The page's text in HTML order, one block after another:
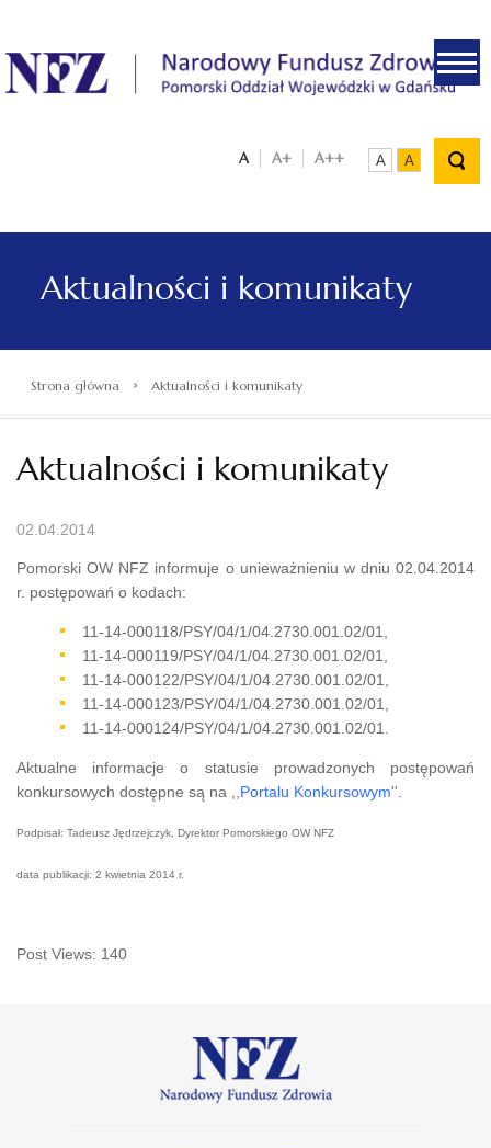
.
A A+ A++ A A
Aktualności i komunikaty
Strona główna › Aktualności i komunikaty
Aktualności i komunikaty
02.04.2014
Pomorski OW NFZ informuje o unieważnieniu w dniu 02.04.2014
r. postępowań o kodach:
11-14-000118/PSY/04/1/04.2730.001.02/01,
11-14-000119/PSY/04/1/04.2730.001.02/01,
11-14-000122/PSY/04/1/04.2730.001.02/01,
11-14-000123/PSY/04/1/04.2730.001.02/01,
11-14-000124/PSY/04/1/04.2730.001.02/01.
Aktualne informacje o statusie prowadzonych postępowań
konkursowych dostępne są na ,, Portalu Konkursowym''.
Podpisał: Tadeusz Jędrzejczyk, Dyrektor Pomorskiego OW NFZ
data publikacji: 2 kwietnia 2014 r.
Post Views: 140